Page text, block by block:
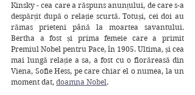
Kinsky - cea care a răspuns anunțului, de care s-a
despărțit după o relație scurtă. Totuși, cei doi au
rămas prieteni până la moartea savantului.
Bertha a fost și prima femeie care a primit
Premiul Nobel pentru Pace, în 1905. Ultima, și cea
mai lungă relație a sa, a fost cu o florăreasă din
Viena, Sofie Hess, pe care chiar el o numea, la un
moment dat, doamna Nobel.